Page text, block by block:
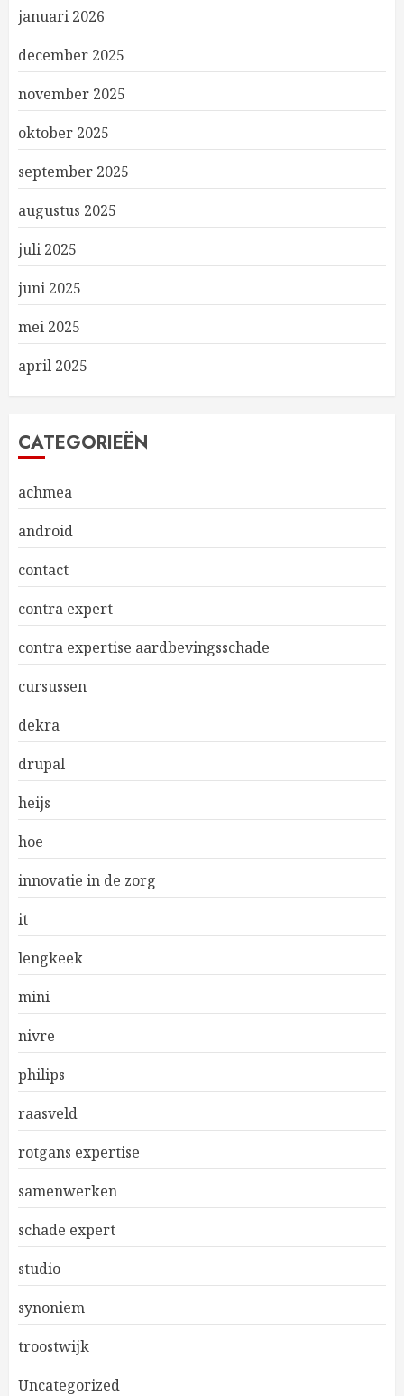
januari 2026
december 2025
november 2025
oktober 2025
september 2025
augustus 2025
juli 2025
juni 2025
mei 2025
april 2025
CATEGORIEËN
achmea
android
contact
contra expert
contra expertise aardbevingsschade
cursussen
dekra
drupal
heijs
hoe
innovatie in de zorg
it
lengkeek
mini
nivre
philips
raasveld
rotgans expertise
samenwerken
schade expert
studio
synoniem
troostwijk
Uncategorized